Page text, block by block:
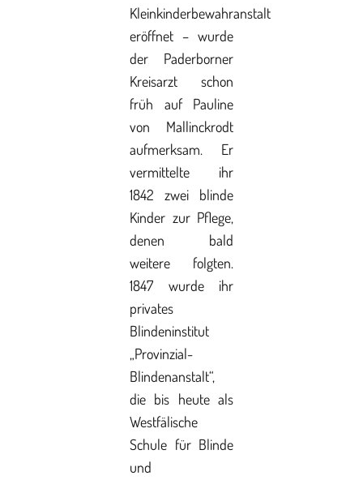
Kleinkinderbewahranstalt
eröffnet – wurde
der Paderborner
Kreisarzt schon
früh auf Pauline
von Mallinckrodt
aufmerksam. Er
vermittelte ihr
1842 zwei blinde
Kinder zur Pflege,
denen bald
weitere folgten.
1847 wurde ihr
privates
Blindeninstitut
„Provinzial-
Blindenanstalt“,
die bis heute als
Westfälische
Schule für Blinde
und